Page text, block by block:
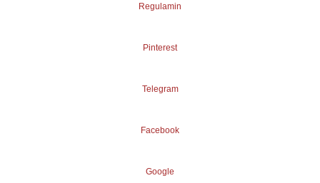
Regulamin
Pinterest
Telegram
Facebook
Google